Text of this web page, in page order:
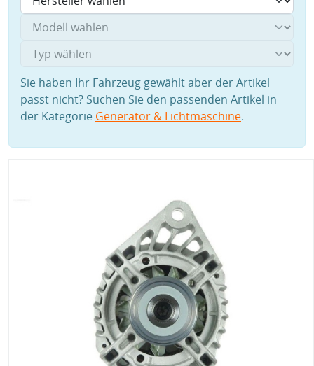
Sie haben Ihr Fahrzeug gewählt aber der Artikel
passt nicht? Suchen Sie den passenden Artikel in
der Kategorie Generator & Lichtmaschine.